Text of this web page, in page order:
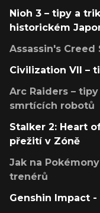
Nioh 3 – tipy a
historickém
Assassin's
Civilization VII –
Arc Raiders –
smrtících robotů
Stalker 2: Heart
přežití v Zóně
Jak na
trenérů
Genshin Impact